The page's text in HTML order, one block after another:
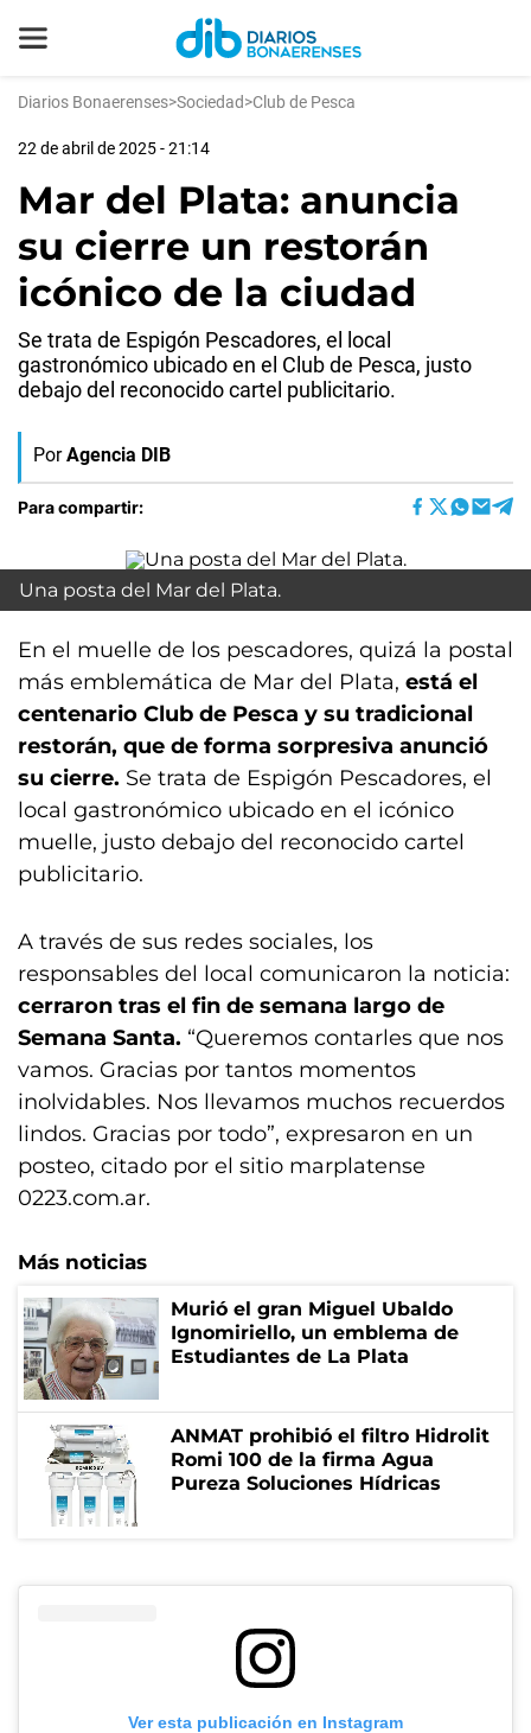
Diarios Bonaerenses>Sociedad>Club de Pesca
22 de abril de 2025 - 21:14
Mar del Plata: anuncia
su cierre un restorán
icónico de la ciudad
Se trata de Espigón Pescadores, el local
gastronómico ubicado en el Club de Pesca, justo
debajo del reconocido cartel publicitario.
Por Agencia DIB
Para compartir:
Una posta del Mar del Plata.
En el muelle de los pescadores, quizá la postal
más emblemática de Mar del Plata, está el
centenario Club de Pesca y su tradicional
restorán, que de forma sorpresiva anunció
su cierre. Se trata de Espigón Pescadores, el
local gastronómico ubicado en el icónico
muelle, justo debajo del reconocido cartel
publicitario.
A través de sus redes sociales, los
responsables del local comunicaron la noticia:
cerraron tras el fin de semana largo de
Semana Santa. “Queremos contarles que nos
vamos. Gracias por tantos momentos
inolvidables. Nos llevamos muchos recuerdos
lindos. Gracias por todo”, expresaron en un
posteo, citado por el sitio marplatense
0223.com.ar.
Más noticias
Murió el gran Miguel Ubaldo
Ignomiriello, un emblema de
Estudiantes de La Plata
ANMAT prohibió el filtro Hidrolit
Romi 100 de la firma Agua
Pureza Soluciones Hídricas
Ver esta publicación en Instagram